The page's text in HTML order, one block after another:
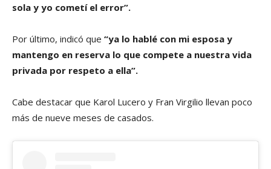
sola y yo cometí el error”.
Por último, indicó que “ya lo hablé con mi esposa y
mantengo en reserva lo que compete a nuestra vida
privada por respeto a ella”.
Cabe destacar que Karol Lucero y Fran Virgilio llevan poco
más de nueve meses de casados.